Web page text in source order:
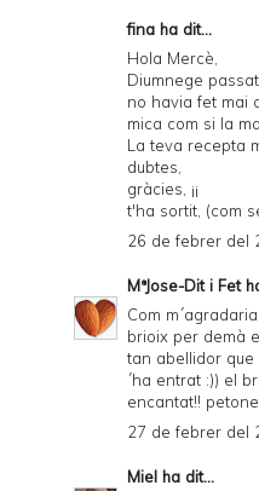
fina ha dit...
Hola Mercè,
Diumnege passat
no havia fet mai
mica com si la
La teva recepta
dubtes,
gràcies, ¡¡
t'ha sortit, (com
26 de febrer del
MªJose-Dit i Fet
Com
brioix per demà
tan abellidor que
´ha entrat :)) el
encantat!!
27 de febrer del
Miel ha dit...